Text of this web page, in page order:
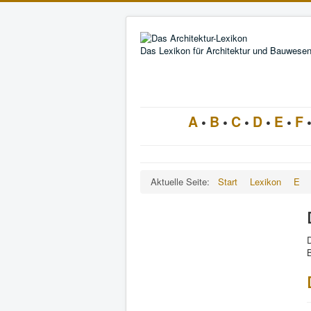
Das Lexikon für Architektur und Bauwesen
A • B • C • D • E • F
Aktuelle Seite: Start Lexikon E